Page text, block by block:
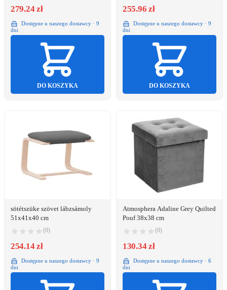
279.24 zł
Dostępne u naszego dostawcy · 9
dni
DO KOSZYKA
255.96 zł
Dostępne u naszego dostawcy · 9
dni
DO KOSZYKA
sötétszüke szövet lábzsámoly
51x41x40 cm
(0)
254.14 zł
Dostępne u naszego dostawcy · 9
dni
Atmosphera Adaline Grey Quilted
Pouf 38x38 cm
(0)
130.34 zł
Dostępne u naszego dostawcy · 6
dni